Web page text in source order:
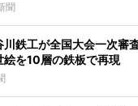
聞
川鉄工が全国大会一次審
を10層の鉄板で再現